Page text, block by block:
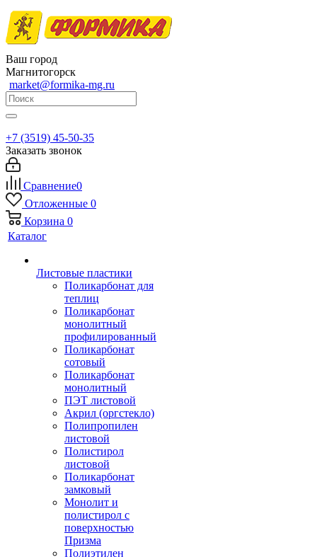
Ваш город
Магнитогорск
market@formika-mg.ru
+7 (3519) 45-50-35
Заказать звонок
Сравнение0
Отложенные 0
Корзина 0
Каталог
Листовые пластики
Поликарбонат для
теплиц
Поликарбонат
монолитный
профилированный
Поликарбонат
сотовый
Поликарбонат
монолитный
ПЭТ листовой
Акрил (оргстекло)
Полипропилен
листовой
Полистирол
листовой
Поликарбонат
замковый
Монолит и
полистирол с
поверхностью
Призма
Полиэтилен